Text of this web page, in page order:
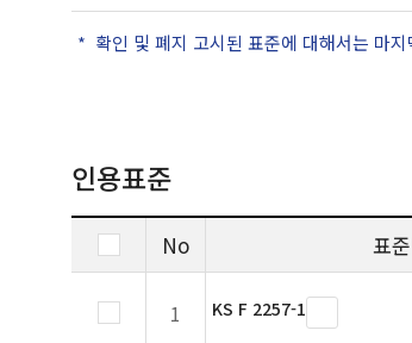
확인 및 폐지 고시된 표준에 대해서는 마
인용표준
No 표
1 KS F 2257-1